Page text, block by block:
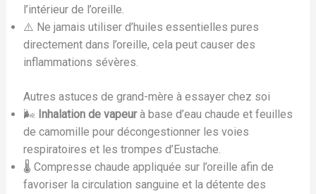
l’intérieur de l’oreille.
⚠️ Ne jamais utiliser d’huiles essentielles pures
directement dans l’oreille, cela peut causer des
inflammations sévères.
Autres astuces de grand-mère à essayer chez soi
🌬️ Inhalation de vapeurà base d’eau chaude et feuilles
de camomille pour décongestionner les voies
respiratoires et les trompes d’Eustache.
🌡️ Compresse chaude appliquée sur l’oreille afin de
favoriser la circulation sanguine et la détente des